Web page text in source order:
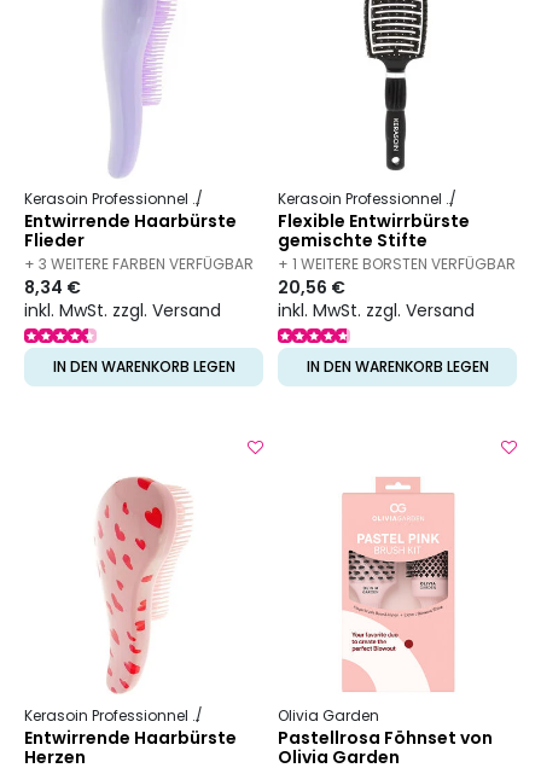
Kerasoin Professionnel Friseurbedarf Entwirrbürste
Entwirrende Haarbürste
Flieder
+ 3 WEITERE FARBEN VERFÜGBAR
8,34 €
inkl. MwSt. zzgl. Versand
IN DEN WARENKORB LEGEN
Kerasoin Professionnel
Flexible Entwirrbürste
gemischte Stifte
+ 1 WEITERE BORSTEN VERFÜGBAR
20,56 €
inkl. MwSt. zzgl. Versand
IN DEN WARENKORB LEGEN
Kerasoin Professionnel Friseurbedarf Entwirrbürste
Entwirrende Haarbürste
Herzen
Olivia Garden
Pastellrosa Föhnset von
Olivia Garden